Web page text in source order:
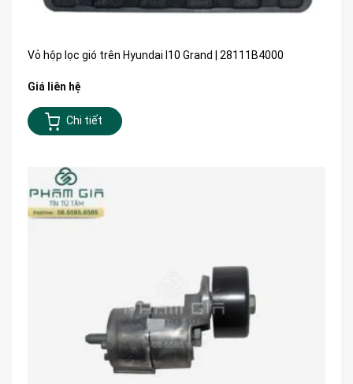
Vỏ hộp lọc gió trên Hyundai I10 Grand | 28111B4000
Giá liên hệ
Chi tiết